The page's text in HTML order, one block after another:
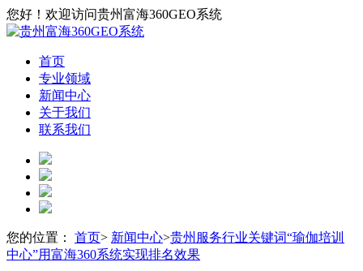
您好！欢迎访问贵州富海360GEO系统
首页
专业领域
新闻中心
关于我们
联系我们
您的位置： 首页> 新闻中心>贵州服务行业关键词“瑜伽培训
中心”用富海360系统实现排名效果